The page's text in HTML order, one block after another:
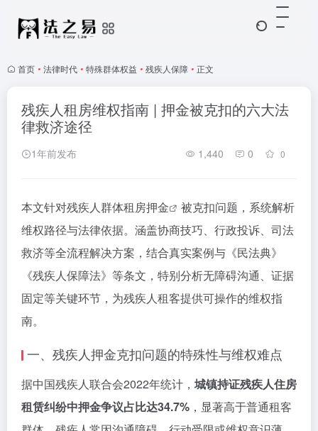
首页 • 法律时代 • 特殊群体权益 • 残疾人保障 • 正文
残疾人租房维权指南 | 押金被克扣的六大法
律救济途径
1年前发布 1,440 0 0
本文针对残疾人群体租房押金
被克扣问题，系统解析
维权路径与法律依据。涵盖协商技巧、行政投诉、司法
救济等全流程解决方案，结合真实案例与《民法典》
《残疾人保障法》等条文，特别分析无障碍沟通、证据
固定等关键环节，为残疾人租客提供可操作的维权指
南。
一、残疾人押金克扣问题的特殊性与维权难点
据中国残疾人联合会2022年统计， 城镇持证残疾人住房
租赁纠纷中押金争议占比达34.7% ，显著高于普通租客